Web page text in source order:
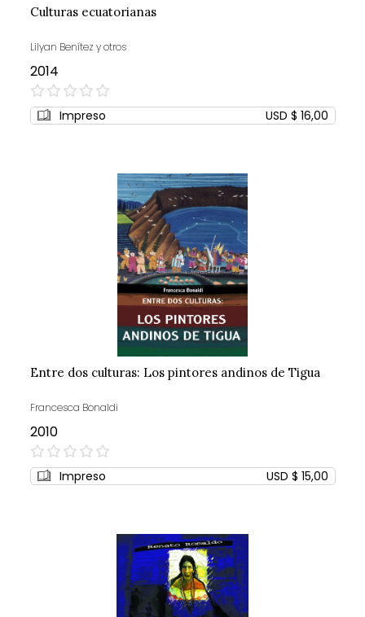
Culturas ecuatorianas
Lilyan Benítez y otros
2014
0%
Impreso USD $ 16,00
Entre dos culturas: Los pintores andinos de Tigua
Francesca Bonaldi
2010
0%
Impreso USD $ 15,00